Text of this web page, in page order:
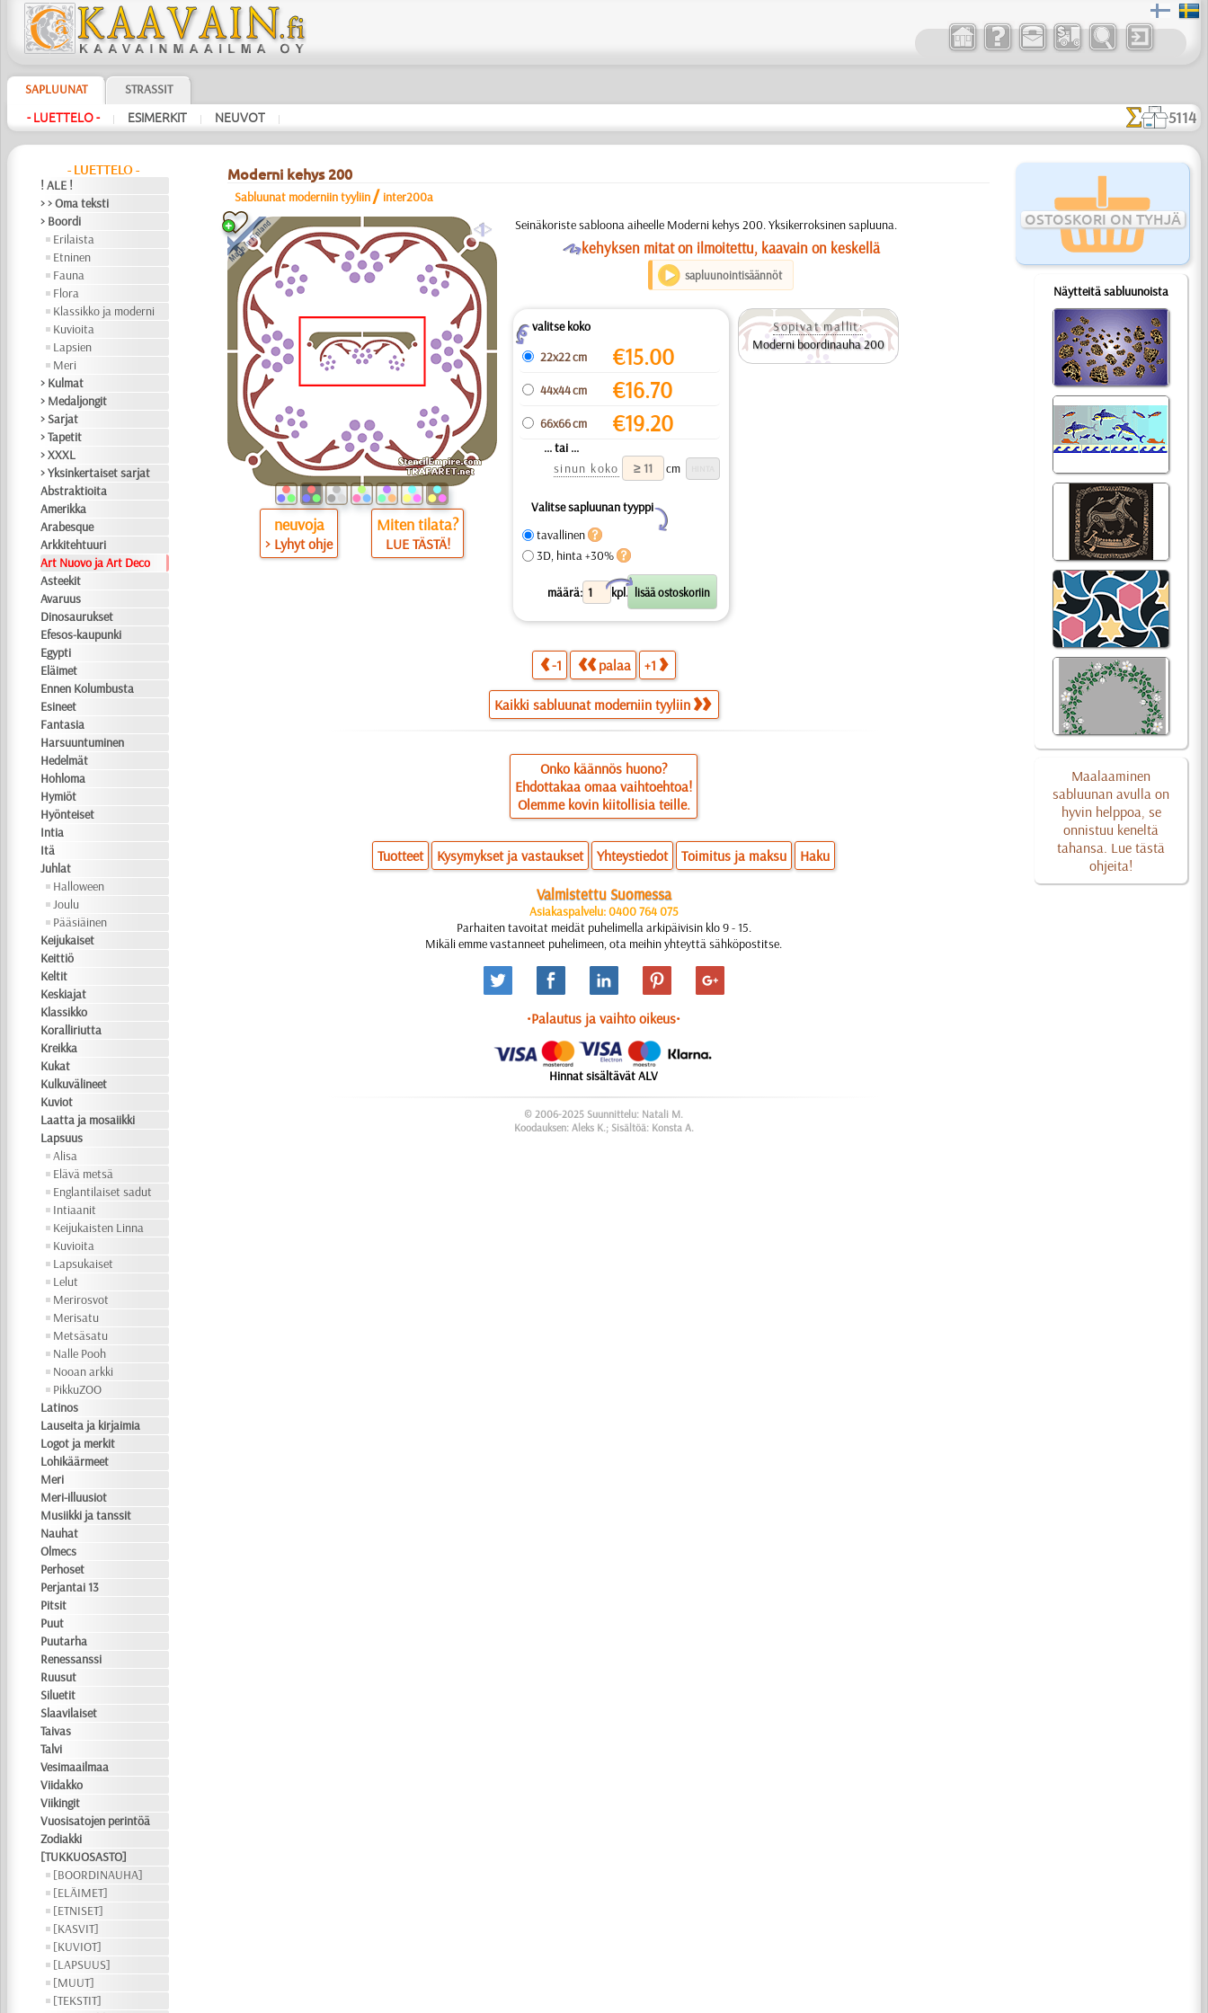
SAPLUUNAT STRASSIT
- LUETTELO - | ESIMERKIT | NEUVOT | 5114
- LUETTELO -
! ALE !
> > Oma teksti
> Boordi
Erilaista
Etninen
Fauna
Flora
Klassikko ja moderni
Kuvioita
Lapsien
Meri
> Kulmat
> Medaljongit
> Sarjat
> Tapetit
> XXXL
> Yksinkertaiset sarjat
Abstraktioita
Amerikka
Arabesque
Arkkitehtuuri
Art Nuovo ja Art Deco
Asteekit
Avaruus
Dinosaurukset
Efesos-kaupunki
Egypti
Eläimet
Ennen Kolumbusta
Esineet
Fantasia
Harsuuntuminen
Hedelmät
Hohloma
Hymiöt
Hyönteiset
Intia
Itä
Juhlat
Halloween
Joulu
Pääsiäinen
Keijukaiset
Keittiö
Keltit
Keskiajat
Klassikko
Koralliriutta
Kreikka
Kukat
Kulkuvälineet
Kuviot
Laatta ja mosaiikki
Lapsuus
Alisa
Elävä metsä
Englantilaiset sadut
Intiaanit
Keijukaisten Linna
Kuvioita
Lapsukaiset
Lelut
Merirosvot
Merisatu
Metsäsatu
Nalle Pooh
Nooan arkki
PikkuZOO
Latinos
Lauseita ja kirjaimia
Logot ja merkit
Lohikäärmeet
Meri
Meri-illuusiot
Musiikki ja tanssit
Nauhat
Olmecs
Perhoset
Perjantai 13
Pitsit
Puut
Puutarha
Renessanssi
Ruusut
Siluetit
Slaavilaiset
Taivas
Talvi
Vesimaailmaa
Viidakko
Viikingit
Vuosisatojen perintöä
Zodiakki
[TUKKUOSASTO]
[BOORDINAUHA]
[ELÄIMET]
[ETNISET]
[KASVIT]
[KUVIOT]
[LAPSUUS]
[MUUT]
[TEKSTIT]
OSTOSKORI ON TYHJÄ
Näytteitä sabluunoista
Maalaaminen
sabluunan avulla on
hyvin helppoa, se
onnistuu keneltä
tahansa. Lue tästä
ohjeita!
Moderni kehys 200
Sabluunat moderniin tyyliin / inter200a
a
neuvoja
> Lyhyt ohje
Miten tilata?
LUE TÄSTÄ!
Seinäkoriste sabloona aiheelle Moderni kehys 200. Yksikerroksinen sapluuna.
Okehyksen mitat on ilmoitettu, kaavain on keskellä
sapluunointisäännöt
Zvalitse koko
22x22 cm
€15.00
44x44 cm €16.70
66x66 cm €19.20
... tai ...
sinun koko
cm
Valitse sapluunan tyyppi
Y
tavallinen
3D, hinta +30%
määrä: kpl.
X
Sopivat mallit:
Moderni boordinauha 200
-1 palaa +1
Kaikki sabluunat moderniin tyyliin
Onko käännös huono?
Ehdottakaa omaa vaihtoehtoa!
Olemme kovin kiitollisia teille.
Tuotteet Kysymykset ja vastaukset Yhteystiedot Toimitus ja maksu Haku
Valmistettu Suomessa
Asiakaspalvelu: 0400 764 075
Parhaiten tavoitat meidät puhelimella arkipäivisin klo 9 - 15.
Mikäli emme vastanneet puhelimeen, ota meihin yhteyttä sähköpostitse.
•Palautus ja vaihto oikeus•
Hinnat sisältävät ALV
© 2006-2025 Suunnittelu: Natali M.
Koodauksen: Aleks K.; Sisältöä: Konsta A.